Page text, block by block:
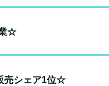
☆
売シェア1位☆